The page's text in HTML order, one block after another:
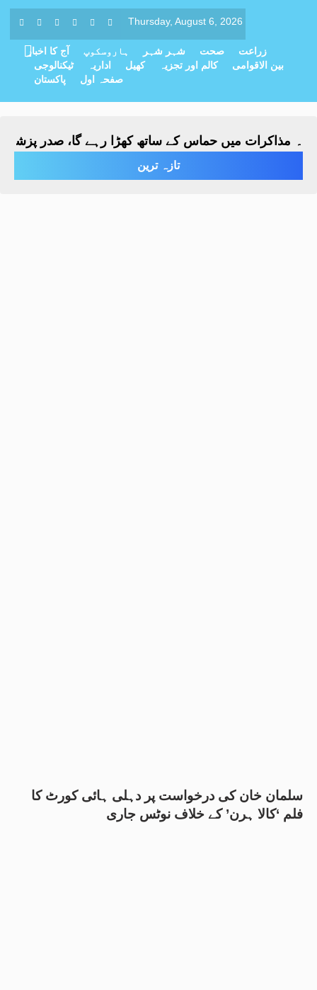
Thursday, August 6, 2026
آج کا اخبار ہاروسکوپ شہر شہر صحت
زراعت
ٹیکنالوجی
اداریہ کھیل کالم اور تجزیہ
بین الاقوامی
پاکستان
صفحہ اول
مذاکرات میں حماس کے ساتھ کھڑا رہے گا، صدر پزشکیان
تازہ ترین
سلمان خان کی درخواست پر دہلی ہائی کورٹ کا
فلم ‘کالا ہرن’ کے خلاف نوٹس جاری